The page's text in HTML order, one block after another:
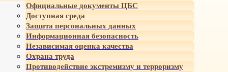
Официальные документы ЦБС
Доступная среда
Защита персональных данных
Информационная безопасность
Независимая оценка качества
Охрана труда
Противодействие экстремизму и терроризму